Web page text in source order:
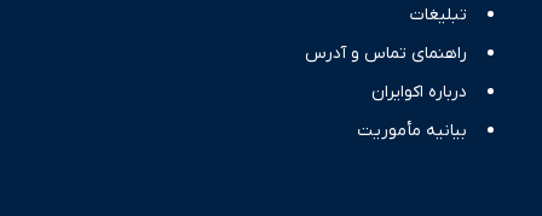
تبلیغات
راهنمای تماس و آدرس
درباره اکوایران
بیانیه مأموریت